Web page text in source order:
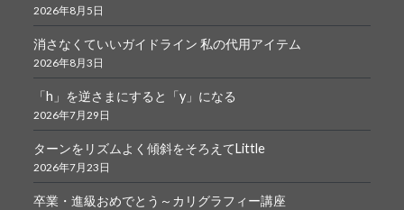
2026年8月5日
消さなくていいガイドライン 私の代用アイテム
2026年8月3日
「h」を逆さまにすると「y」になる
2026年7月29日
ターンをリズムよく傾斜をそろえてLittle
2026年7月23日
卒業・進級おめでとう～カリグラフィー講座